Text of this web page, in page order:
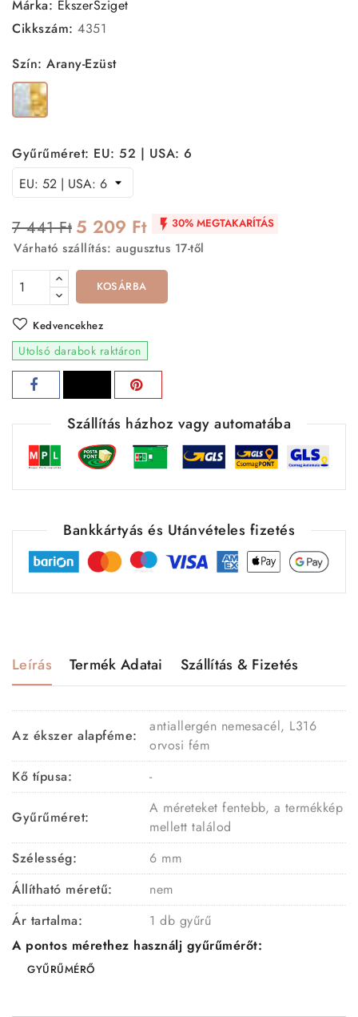
Márka: ÉkszerSziget
Cikkszám: 4351
Szín: Arany-Ezüst
Arany-
Ezüst
Gyűrűméret: EU: 52 | USA: 6
7 441 Ft 5 209 Ft  30% MEGTAKARÍTÁS
Várható szállítás: augusztus 17-től
KOSÁRBA
Kedvencekhez
Utolsó darabok raktáron
Szállítás házhoz vagy automatába
Bankkártyás és Utánvételes fizetés
Leírás Termék Adatai Szállítás & Fizetés
Az ékszer alapféme:
antiallergén nemesacél, L316
orvosi fém
Kő típusa:
-
Gyűrűméret:
A méreteket fentebb, a termékkép
mellett találod
Szélesség:
6 mm
Állítható méretű:
nem
Ár tartalma:
1 db gyűrű
A pontos mérethez használj gyűrűmérőt:
GYŰRŰMÉRŐ